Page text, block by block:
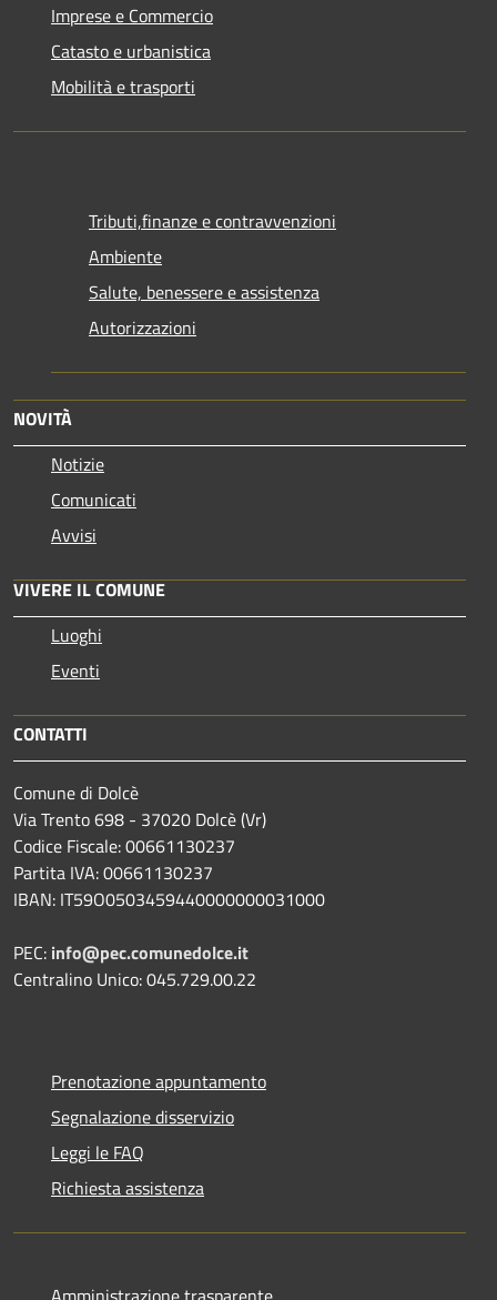
Imprese e Commercio
Catasto e urbanistica
Mobilità e trasporti
Tributi,finanze e contravvenzioni
Ambiente
Salute, benessere e assistenza
Autorizzazioni
NOVITÀ
Notizie
Comunicati
Avvisi
VIVERE IL COMUNE
Luoghi
Eventi
CONTATTI
Comune di Dolcè
Via Trento 698 - 37020 Dolcè (Vr)
Codice Fiscale: 00661130237
Partita IVA: 00661130237
IBAN: IT59O0503459440000000031000
PEC: info@pec.comunedolce.it
Centralino Unico: 045.729.00.22
Prenotazione appuntamento
Segnalazione disservizio
Leggi le FAQ
Richiesta assistenza